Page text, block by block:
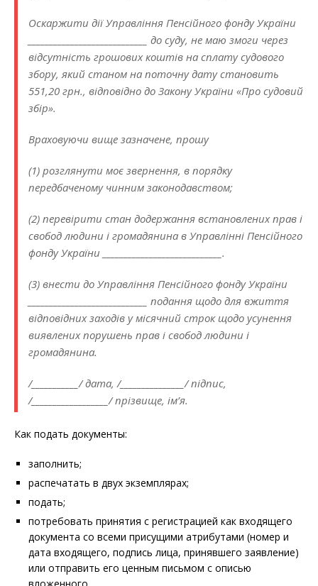
Оскаржити дії Управління Пенсійного фонду України
____________________________ до суду, не маю змоги через
відсутність грошових коштів на сплату судового
збору, який станом на поточну дату становить
551,20 грн., відповідно до Закону України «Про судовий
збір».
Враховуючи вище зазначене, прошу
(1) розглянути моє звернення, в порядку
передбаченому чинним законодавством;
(2) перевірити стан додержання встановлених прав і
свобод людини і громадянина в Управлінні Пенсійного
фонду України ____________________________.
(3) внести до Управління Пенсійного фонду України
____________________________ подання щодо для вжиття
відповідних заходів у місячний строк щодо усунення
виявлених порушень прав і свобод людини і
громадянина.
/___________/ дата, /_______________/ підпис,
/__________________/ прізвище, ім’я.
Как подать документы:
заполнить;
распечатать в двух экземплярах;
подать;
потребовать принятия с регистрацией как входящего
документа со всеми присущими атрибутами (номер и
дата входящего, подпись лица, принявшего заявление)
или отправить его ценным письмом с описью